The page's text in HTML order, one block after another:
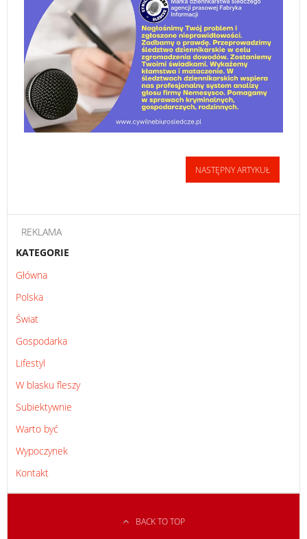
NASTĘPNY ARTYKUŁ
REKLAMA
KATEGORIE
Główna
Polska
Świat
Gospodarka
Lifestyl
W blasku fleszy
Subiektywnie
Warto być
Wypoczynek
Kontakt
BACK TO TOP